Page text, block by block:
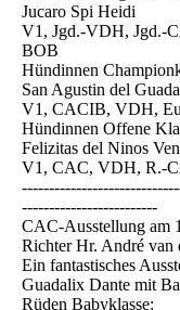
Jucaro Spi Heidi
V1, Jgd.-VDH, Jgd.-
BOB
Hündinnen
San Agustin del
V1, CACIB, VDH,
Hündinnen Offene
Felizitas del Ninos
V1, CAC, VDH, R.-
-------------------------
CAC-Ausstellung am
Richter Hr. André van
Ein fantastisches
Guadalix Dante mit
Rüden Babyklasse: